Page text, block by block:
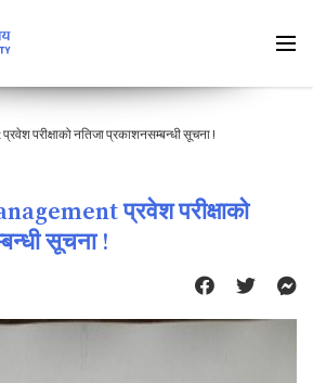
परीक्षाको नतिजा प्रकाशनसम्बन्धी सूचना !
प्रवेश परीक्षाको
सूचना !